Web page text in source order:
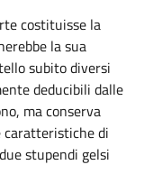
costituisse la
la sua
subito diversi
deducibili dalle
ma conserva
di
stupendi gelsi